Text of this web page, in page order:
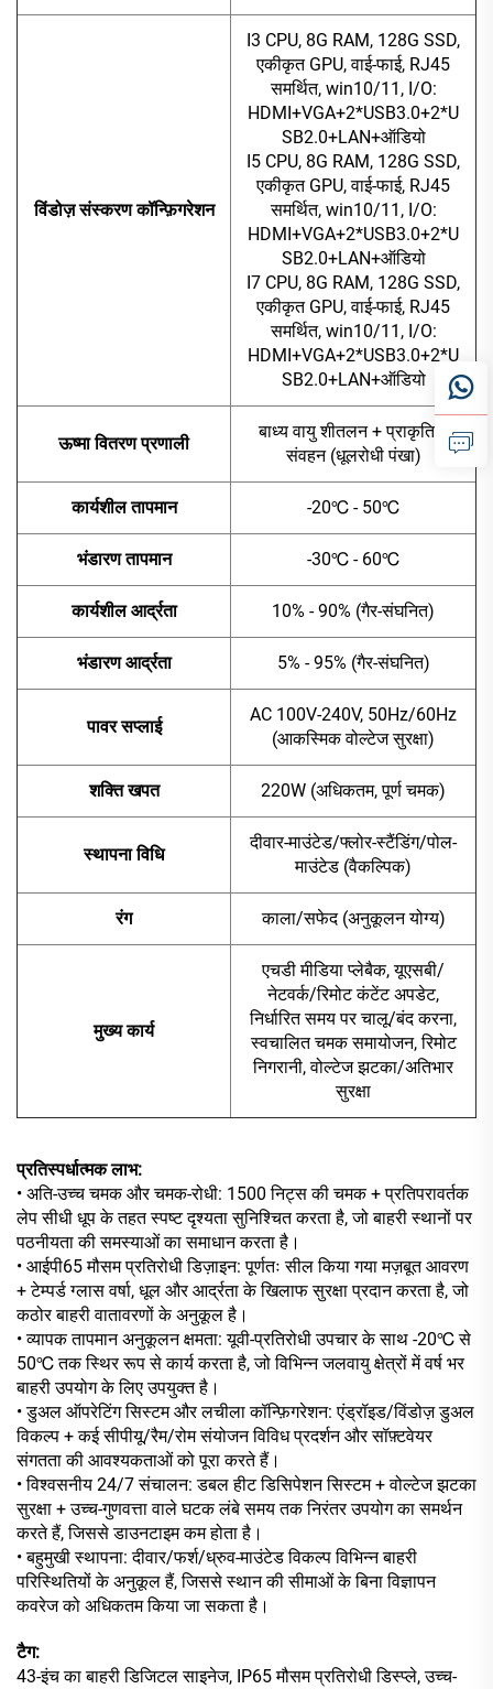
विंडोज़ संस्करण कॉन्फ़िगरेशन
I3 CPU, 8G RAM, 128G SSD,
एकीकृत GPU, वाई-फाई, RJ45
समर्थित, win10/11, I/O:
HDMI+VGA+2*USB3.0+2*U
SB2.0+LAN+ऑडियो
I5 CPU, 8G RAM, 128G SSD,
एकीकृत GPU, वाई-फाई, RJ45
समर्थित, win10/11, I/O:
HDMI+VGA+2*USB3.0+2*U
SB2.0+LAN+ऑडियो
I7 CPU, 8G RAM, 128G SSD,
एकीकृत GPU, वाई-फाई, RJ45
समर्थित, win10/11, I/O:
HDMI+VGA+2*USB3.0+2*U
SB2.0+LAN+ऑडियो
ऊष्मा वितरण प्रणाली
बाध्य वायु शीतलन + प्राकृतिक
संवहन (धूलरोधी पंखा)
कार्यशील तापमान -20℃ - 50℃
भंडारण तापमान -30℃ - 60℃
कार्यशील आर्द्रता 10% - 90% (गैर-संघनित)
भंडारण आर्द्रता 5% - 95% (गैर-संघनित)
पावर सप्लाई
AC 100V-240V, 50Hz/60Hz
(आकस्मिक वोल्टेज सुरक्षा)
शक्ति खपत 220W (अधिकतम, पूर्ण चमक)
स्थापना विधि
दीवार-माउंटेड/फ्लोर-स्टैंडिंग/पोल-
माउंटेड (वैकल्पिक)
रंग काला/सफेद (अनुकूलन योग्य)
मुख्य कार्य
एचडी मीडिया प्लेबैक, यूएसबी/
नेटवर्क/रिमोट कंटेंट अपडेट,
निर्धारित समय पर चालू/बंद करना,
स्वचालित चमक समायोजन, रिमोट
निगरानी, वोल्टेज झटका/अतिभार
सुरक्षा
प्रतिस्पर्धात्मक लाभ:
• अति-उच्च चमक और चमक-रोधी: 1500 निट्स की चमक + प्रतिपरावर्तक
लेप सीधी धूप के तहत स्पष्ट दृश्यता सुनिश्चित करता है, जो बाहरी स्थानों पर
पठनीयता की समस्याओं का समाधान करता है।
• आईपी65 मौसम प्रतिरोधी डिज़ाइन: पूर्णतः सील किया गया मज़बूत आवरण
+ टेम्पर्ड ग्लास वर्षा, धूल और आर्द्रता के खिलाफ सुरक्षा प्रदान करता है, जो
कठोर बाहरी वातावरणों के अनुकूल है।
• व्यापक तापमान अनुकूलन क्षमता: यूवी-प्रतिरोधी उपचार के साथ -20℃ से
50℃ तक स्थिर रूप से कार्य करता है, जो विभिन्न जलवायु क्षेत्रों में वर्ष भर
बाहरी उपयोग के लिए उपयुक्त है।
• डुअल ऑपरेटिंग सिस्टम और लचीला कॉन्फ़िगरेशन: एंड्रॉइड/विंडोज़ डुअल
विकल्प + कई सीपीयू/रैम/रोम संयोजन विविध प्रदर्शन और सॉफ़्टवेयर
संगतता की आवश्यकताओं को पूरा करते हैं।
• विश्वसनीय 24/7 संचालन: डबल हीट डिसिपेशन सिस्टम + वोल्टेज झटका
सुरक्षा + उच्च-गुणवत्ता वाले घटक लंबे समय तक निरंतर उपयोग का समर्थन
करते हैं, जिससे डाउनटाइम कम होता है।
• बहुमुखी स्थापना: दीवार/फर्श/ध्रुव-माउंटेड विकल्प विभिन्न बाहरी
परिस्थितियों के अनुकूल हैं, जिससे स्थान की सीमाओं के बिना विज्ञापन
कवरेज को अधिकतम किया जा सकता है।
टैग:
43-इंच का बाहरी डिजिटल साइनेज, IP65 मौसम प्रतिरोधी डिस्प्ले, उच्च-